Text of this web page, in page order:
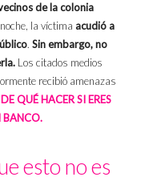
de la colonia
la víctima acudió a
. Sin embargo, no
Los citados medios
recibió amenazas
QUÉ HACER SI ERES
BANCO.
esto no es